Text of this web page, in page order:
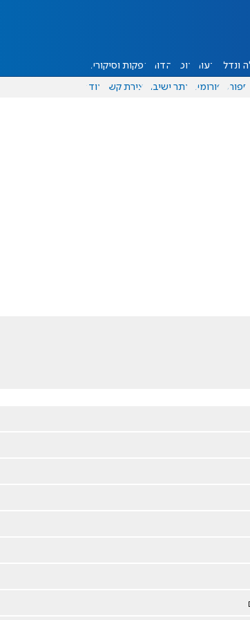
ונדל"ן דעות אוכל יהדות הפקות וסיקורים
ספורט פורומים אתר ישיבה יצירת קשר עוד